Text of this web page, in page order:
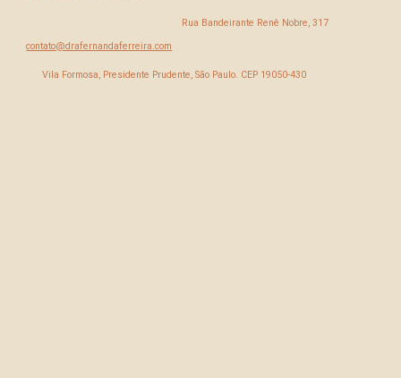
Rua Bandeirante Renê Nobre, 317
contato@drafernandaferreira.com
Vila Formosa, Presidente Prudente, São Paulo. CEP 19050-430